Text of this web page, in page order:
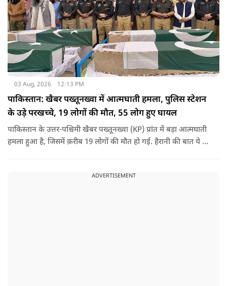
03 Aug, 2026 12:13 PM
पाकिस्तान: खैबर पख्तूनख्वा में आत्मघाती हमला, पुलिस स्टेशन
के उड़े परखच्चे, 19 लोगों की मौत, 55 लोग हुए घायल
पाकिस्तान के उत्तर-पश्चिमी खैबर पख्तूनख्वा (KP) प्रांत में बड़ा आत्मघाती
हमला हुआ है, जिसमें क़रीब 19 लोगों की मौत हो गई. हैरानी की बात ये है
ADVERTISEMENT